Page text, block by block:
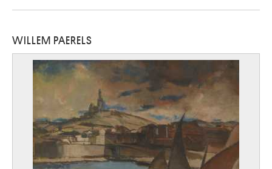
WILLEM PAERELS